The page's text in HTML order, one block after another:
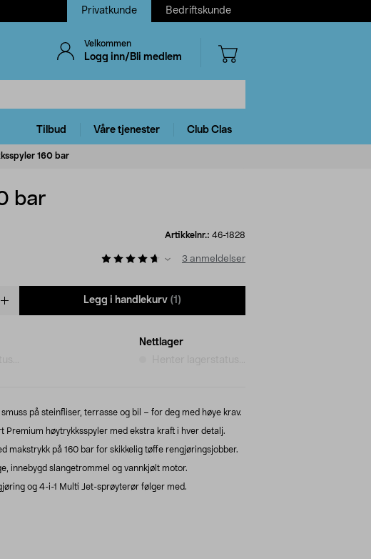
Privatkunde Bedriftskunde
Velkommen
Logg inn/Bli medlem
Tilbud Våre tjenester Club Clas
160 bar
bar
Artikkelnr.: 46-1828
3 anmeldelser
Legg i handlekurv (1)
Nettlager
på steinfliser, terrasse og bil – for deg med høye krav.
Premium høytrykksspyler med ekstra kraft i hver detalj.
makstrykk på 160 bar for skikkelig tøffe rengjøringsjobber.
innebygd slangetrommel og vannkjølt motor.
og 4-i-1 Multi Jet-sprøyterør følger med.